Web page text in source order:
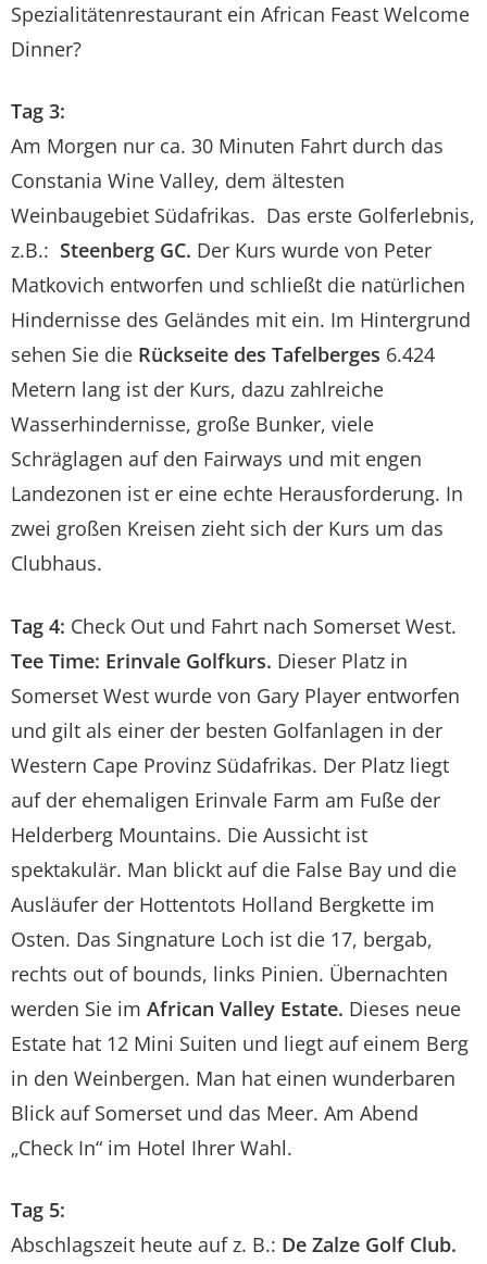
Spezialitätenrestaurant ein African Feast Welcome
Dinner?
Tag 3:
Am Morgen nur ca. 30 Minuten Fahrt durch das
Constania Wine Valley, dem ältesten
Weinbaugebiet Südafrikas. Das erste Golferlebnis,
z.B.: Steenberg GC. Der Kurs wurde von Peter
Matkovich entworfen und schließt die natürlichen
Hindernisse des Geländes mit ein. Im Hintergrund
sehen Sie die Rückseite des Tafelberges 6.424
Metern lang ist der Kurs, dazu zahlreiche
Wasserhindernisse, große Bunker, viele
Schräglagen auf den Fairways und mit engen
Landezonen ist er eine echte Herausforderung. In
zwei großen Kreisen zieht sich der Kurs um das
Clubhaus.
Tag 4: Check Out und Fahrt nach Somerset West.
Tee Time: Erinvale Golfkurs. Dieser Platz in
Somerset West wurde von Gary Player entworfen
und gilt als einer der besten Golfanlagen in der
Western Cape Provinz Südafrikas. Der Platz liegt
auf der ehemaligen Erinvale Farm am Fuße der
Helderberg Mountains. Die Aussicht ist
spektakulär. Man blickt auf die False Bay und die
Ausläufer der Hottentots Holland Bergkette im
Osten. Das Singnature Loch ist die 17, bergab,
rechts out of bounds, links Pinien. Übernachten
werden Sie im African Valley Estate. Dieses neue
Estate hat 12 Mini Suiten und liegt auf einem Berg
in den Weinbergen. Man hat einen wunderbaren
Blick auf Somerset und das Meer. Am Abend
„Check In“ im Hotel Ihrer Wahl.
Tag 5:
Abschlagszeit heute auf z. B.: De Zalze Golf Club.